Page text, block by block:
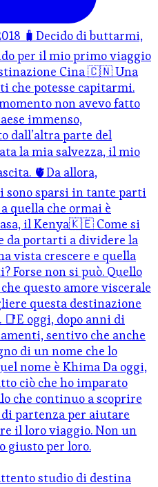
studio di destina